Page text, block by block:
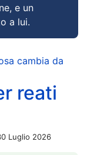
e un
a lui.
cambia da
reati
Luglio 2026